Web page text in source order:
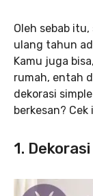
Oleh sebab
ulang tahun
Kamu juga
rumah, entah
dekorasi
berkesan?
1.